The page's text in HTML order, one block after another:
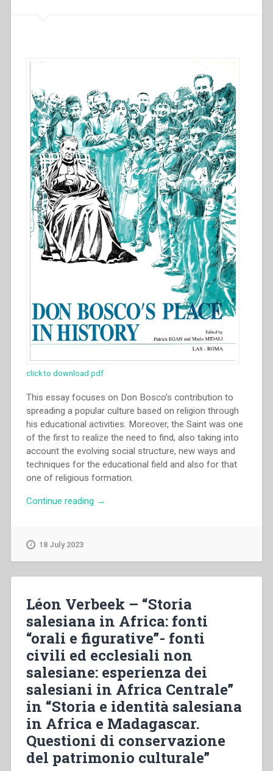
di
educazione””
click to download pdf
This essay focuses on Don Bosco’s contribution to
spreading a popular culture based on religion through
his educational activities. Moreover, the Saint was one
of the first to realize the need to find, also taking into
account the evolving social structure, new ways and
techniques for the educational field and also for that
one of religious formation.
Continue reading “Francesco
of
popular
culture
in
Italy
in
«Don
Bosco’s
place
in
history»”
→
18 July 2023
Léon Verbeek – “Storia
salesiana in Africa: fonti
“orali e figurative”- fonti
civili ed ecclesiali non
salesiane: esperienza dei
salesiani in Africa Centrale”
in “Storia e identità salesiana
in Africa e Madagascar.
Questioni di conservazione
del patrimonio culturale”